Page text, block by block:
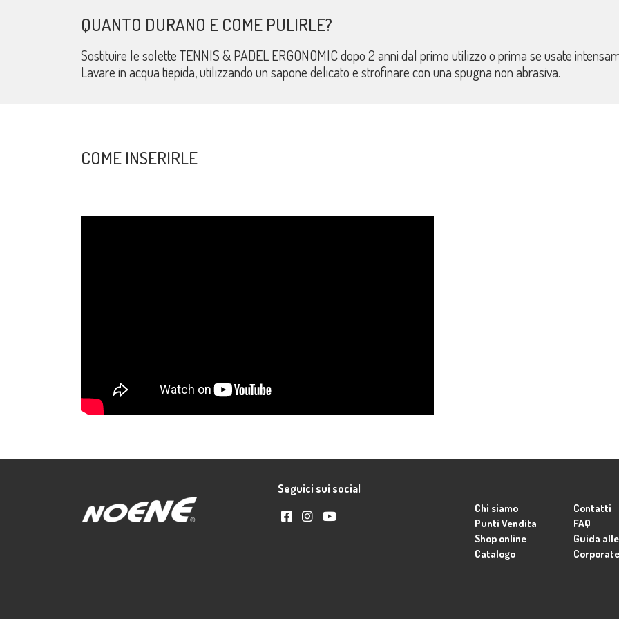
QUANTO DURANO E COME PULIRLE?
Sostituire le solette TENNIS & PADEL ERGONOMIC dopo 2 anni dal primo utilizzo o prima se usate
Lavare in acqua tiepida, utilizzando un sapone delicato e strofinare con una spugna non abrasiva.
COME INSERIRLE
Seguici sui social
Chi siamo
Punti Vendita
Shop online
Catalogo
Contatti
FAQ
Guida
Corporate